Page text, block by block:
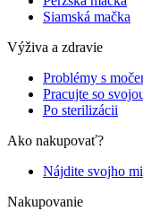
Siamská mačka
Výživa a zdravie
Problémy s
Pracujte so
Po sterilizácii
Ako nakupovať?
Nájdite svojho
Nakupovanie